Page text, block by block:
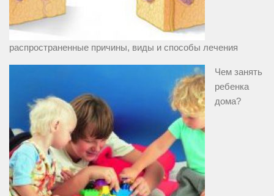
распространенные причины, виды и способы лечения
Чем занять
ребенка
дома?